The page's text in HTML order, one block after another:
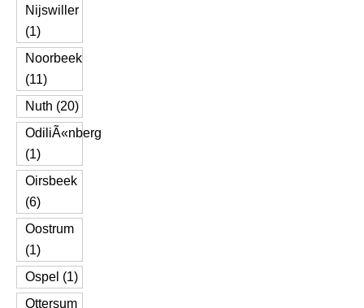
Nijswiller
(1)
Noorbeek
(11)
Nuth (20)
OdiliÃ«nberg
(1)
Oirsbeek
(6)
Oostrum
(1)
Ospel (1)
Ottersum